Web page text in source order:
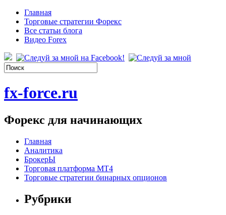
Главная
Торговые стратегии Форекс
Все статьи блога
Видео Forex
fx-force.ru
Форекс для начинающих
Главная
Аналитика
БрокерЫ
Торговая платформа МТ4
Торговые стратегии бинарных опционов
Рубрики